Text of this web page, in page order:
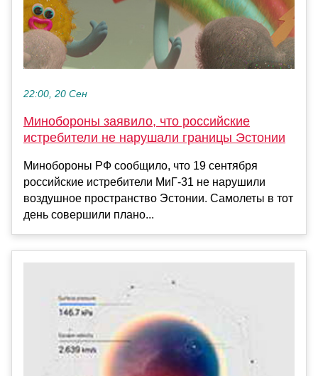
22:00, 20 Сен
Минобороны заявило, что российские
истребители не нарушали границы Эстонии
Минобороны РФ сообщило, что 19 сентября
российские истребители МиГ-31 не нарушили
воздушное пространство Эстонии. Самолеты в тот
день совершили плано...